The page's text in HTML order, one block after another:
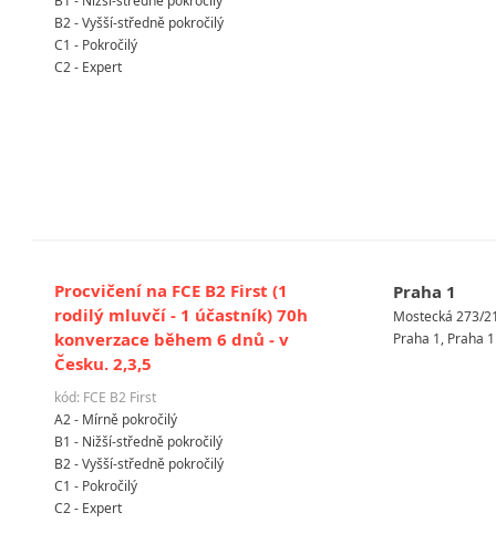
B2 - Vyšší-středně pokročilý
C1 - Pokročilý
C2 - Expert
Procvičení na FCE B2 First (1
rodilý mluvčí - 1 účastník) 70h
konverzace během 6 dnů - v
Česku. 2,3,5
kód: FCE B2 First
A2 - Mírně pokročilý
B1 - Nižší-středně pokročilý
B2 - Vyšší-středně pokročilý
C1 - Pokročilý
C2 - Expert
Praha 1
Mostecká 273/
Praha 1, Praha 1